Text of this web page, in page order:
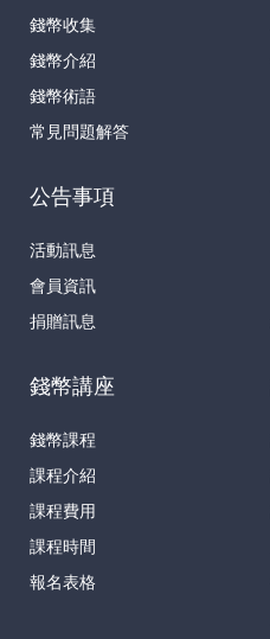
錢幣收集
錢幣介紹
錢幣術語
常見問題解答
公告事項
活動訊息
會員資訊
捐贈訊息
錢幣講座
錢幣課程
課程介紹
課程費用
課程時間
報名表格